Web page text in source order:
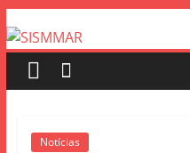
Notícias